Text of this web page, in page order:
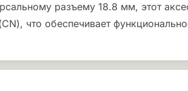
разъему 18.8 мм, этот
что обеспечивает